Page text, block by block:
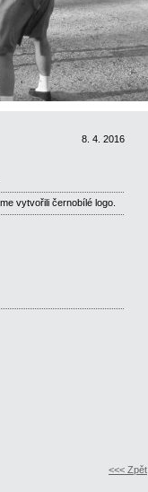
8. 4. 2016
vytvořili černobílé logo.
<<< Zpět